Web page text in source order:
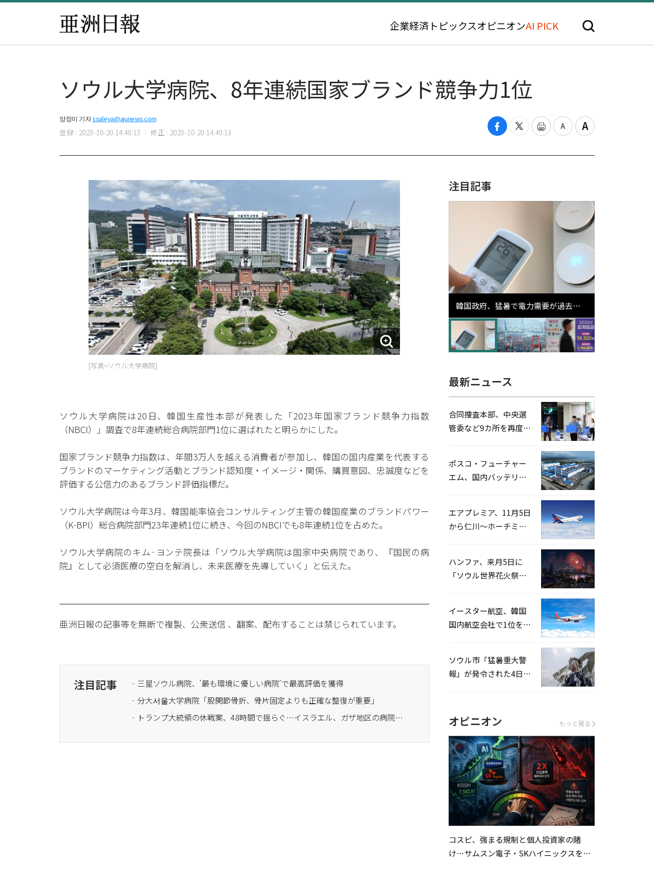
企業経済 トピックスオピニオンAI PICK
ソウル大学病院、8年連続国家ブランド競争力1位
양정미 기자ssaleya@ajunews.com
登録 : 2023-10-20 14:40:13 修正 : 2023-10-20 14:40:13
[写真=ソウル大学病院]
ソウル大学病院は20日、韓国生産性本部が発表した「2023年国家ブランド競争力指数
（NBCI）」調査で8年連続総合病院部門1位に選ばれたと明らかにした。
国家ブランド競争力指数は、年間3万人を越える消費者が参加し、韓国の国内産業を代表する
ブランドのマーケティング活動とブランド認知度・イメージ・関係、購買意図、忠誠度などを
評価する公信力のあるブランド評価指標だ。
ソウル大学病院は今年3月、韓国能率協会コンサルティング主管の韓国産業のブランドパワー
（K-BPI）総合病院部門23年連続1位に続き、今回のNBCIでも8年連続1位を占めた。
ソウル大学病院のキム·ヨンテ院長は「ソウル大学病院は国家中央病院であり、『国民の病
院』として必須医療の空白を解消し、未来医療を先導していく」と伝えた。
亜洲日報の記事等を無断で複製、公衆送信 、翻案、配布することは禁じられています。
注目記事
· 三星ソウル病院、'最も環境に優しい病院'で最高評価を獲得
· 分大서울大学病院「股関節骨折、骨片固定よりも正確な整復が重要」
· トランプ大統領の休戦案、48時間で揺らぐ…イスラエル、ガザ地区の病院を空爆
注目記事
韓国政府、猛暑で電力需要が過去最
高更新の可能性に需給対応体制を点
検
最新ニュース
合同捜査本部、中央選
管委など9カ所を再度家
ポスコ・フューチャー
エム、国内バッテリー
エアプレミア、11月5日
から仁川〜ホーチミン
ハンファ、来月5日に
「ソウル世界花火祭り
イースター航空、韓国
国内航空会社で1位を記
ソウル市「猛暑重大警
報」が発令された4日、
オピニオン もっと見る
コスピ、強まる規制と個人投資家の賭
け…サムスン電子・SKハイニックスを巡